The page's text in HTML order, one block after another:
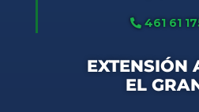
461 61
EXTENSIÓN
EL